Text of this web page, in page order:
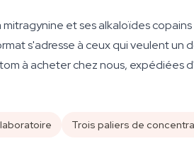
et ses alkaloïdes
s'adresse à ceux qui veulent un
à acheter chez nous, expédiées
Trois paliers de